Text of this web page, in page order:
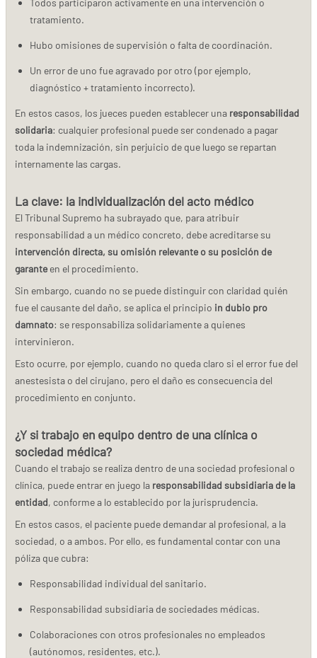
tratamiento.
Hubo omisiones de supervisión o falta de coordinación.
Un error de uno fue agravado por otro (por ejemplo,
diagnóstico + tratamiento incorrecto).
En estos casos, los jueces pueden establecer una responsabilidad
solidaria: cualquier profesional puede ser condenado a pagar
toda la indemnización, sin perjuicio de que luego se repartan
internamente las cargas.
La clave: la individualización del acto médico
El Tribunal Supremo ha subrayado que, para atribuir
responsabilidad a un médico concreto, debe acreditarse su
intervención directa, su omisión relevante o su posición de
garante en el procedimiento.
Sin embargo, cuando no se puede distinguir con claridad quién
fue el causante del daño, se aplica el principio in dubio pro
damnato: se responsabiliza solidariamente a quienes
intervinieron.
Esto ocurre, por ejemplo, cuando no queda claro si el error fue del
anestesista o del cirujano, pero el daño es consecuencia del
procedimiento en conjunto.
¿Y si trabajo en equipo dentro de una clínica o
sociedad médica?
Cuando el trabajo se realiza dentro de una sociedad profesional o
clínica, puede entrar en juego la responsabilidad subsidiaria de la
entidad, conforme a lo establecido por la jurisprudencia.
En estos casos, el paciente puede demandar al profesional, a la
sociedad, o a ambos. Por ello, es fundamental contar con una
póliza que cubra:
Responsabilidad individual del sanitario.
Responsabilidad subsidiaria de sociedades médicas.
Colaboraciones con otros profesionales no empleados
(autónomos, residentes, etc.).